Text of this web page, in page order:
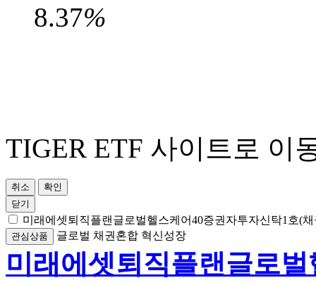
8.37%
TIGER ETF 사이트로 이
취소
확인
닫기
미래에셋퇴직플랜글로벌헬스케어40증권자투자신탁1호(
관심상품 글로벌 채권혼합 혁신성장
미래에셋퇴직플랜글로